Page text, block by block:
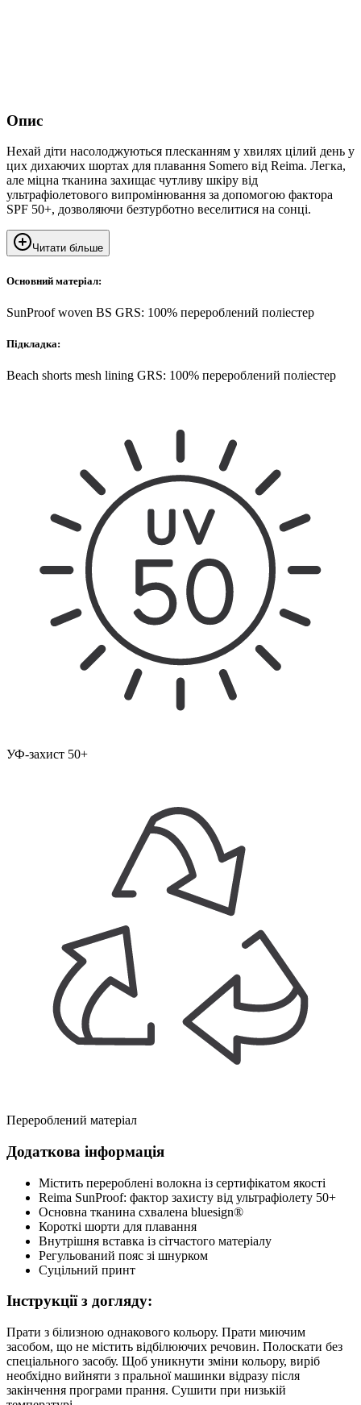
Опис
Нехай діти насолоджуються плесканням у хвилях цілий день у
цих дихаючих шортах для плавання Somero від Reima. Легка,
але міцна тканина захищає чутливу шкіру від
ультрафіолетового випромінювання за допомогою фактора
SPF 50+, дозволяючи безтурботно веселитися на сонці.
Читати більше
Основний матеріал:
SunProof woven BS GRS: 100% перероблений поліестер
Підкладка:
Beach shorts mesh lining GRS: 100% перероблений поліестер
УФ-захист 50+
Перероблений матеріал
Додаткова інформація
Містить перероблені волокна із сертифікатом якості
Reima SunProof: фактор захисту від ультрафіолету 50+
Основна тканина схвалена bluesign®
Короткі шорти для плавання
Внутрішня вставка із сітчастого матеріалу
Регульований пояс зі шнурком
Суцільний принт
Інструкції з догляду:
Прати з білизною однакового кольору. Прати миючим
засобом, що не містить відбілюючих речовин. Полоскати без
спеціального засобу. Щоб уникнути зміни кольору, виріб
необхідно вийняти з пральної машинки відразу після
закінчення програми прання. Сушити при низькій